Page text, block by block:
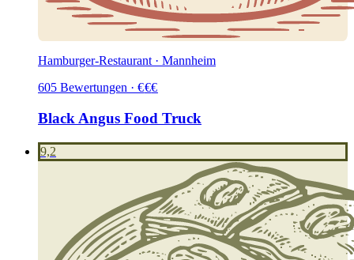
Hamburger-Restaurant · Mannheim
605 Bewertungen · €€€
Black Angus Food Truck
9,2